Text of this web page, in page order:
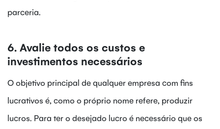
parceria.
6. Avalie todos os custos e
investimentos necessários
O objetivo principal de qualquer empresa com fins
lucrativos é, como o próprio nome refere, produzir
lucros. Para ter o desejado lucro é necessário que os